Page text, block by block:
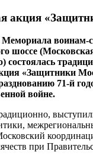
акция
Мемориала воинам-
шоссе
состоялась
«Защитники
71-й
войне.
при